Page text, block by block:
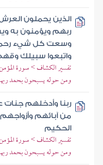
الذين يحملون
ربهم ويؤمنون به
وسعت كل شيء رحمة
واتبعوا سبيلك
تفسير الكشاف > سورة
ومن حوله يسبحون بحمد
ربنا وأدخلهم
من آبائهم وأزواجهم
الحكيم
تفسير الكشاف > سورة
ومن حوله يسبحون بحمد